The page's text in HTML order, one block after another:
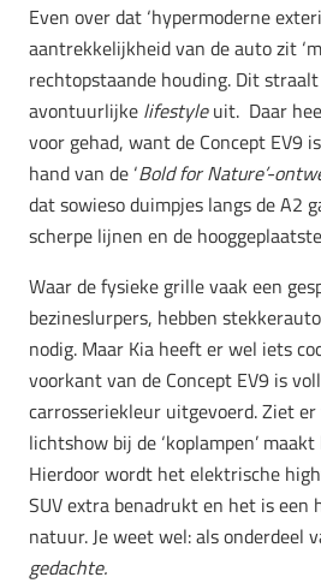
Even over dat ‘hypermoderne
aantrekkelijkheid van de auto zit
rechtopstaande houding. Dit
avontuurlijke lifestyleuit. Daar
voor gehad, want de Concept EV9
hand van de ‘Bold for Nature’-
dat sowieso duimpjes langs de A2
scherpe lijnen en de
Waar de fysieke grille vaak een
bezineslurpers, hebben
nodig. Maar Kia heeft er wel iets
voorkant van de Concept EV9 is
carrosseriekleur uitgevoerd. Ziet
lichtshow bij de ‘koplampen’
Hierdoor wordt het elektrische
SUV extra benadrukt en het is een
natuur. Je weet wel: als onderdeel
gedachte.